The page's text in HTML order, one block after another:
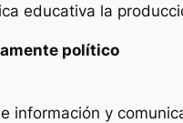
educativa la
político
información y